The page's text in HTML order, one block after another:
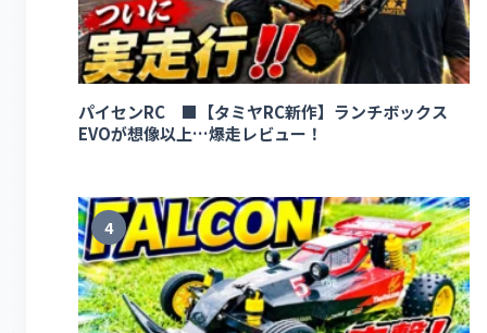
パイセンRC ■【タミヤRC新作】ランチボックス
EVOが想像以上…爆走レビュー！
4